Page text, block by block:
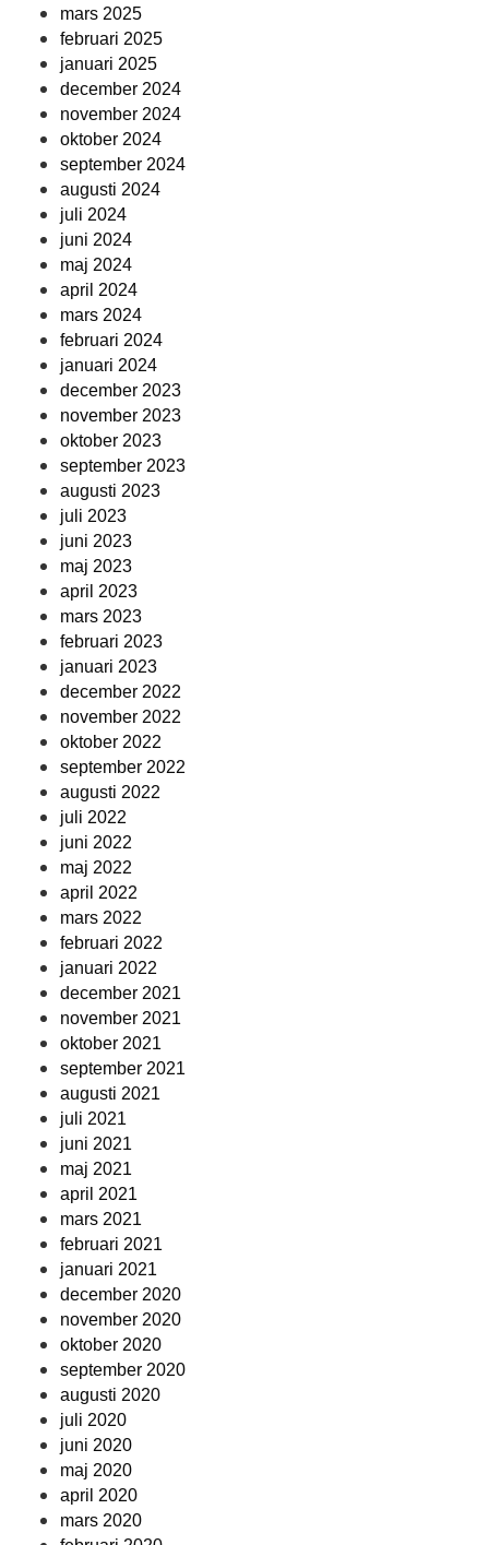
mars 2025
februari 2025
januari 2025
december 2024
november 2024
oktober 2024
september 2024
augusti 2024
juli 2024
juni 2024
maj 2024
april 2024
mars 2024
februari 2024
januari 2024
december 2023
november 2023
oktober 2023
september 2023
augusti 2023
juli 2023
juni 2023
maj 2023
april 2023
mars 2023
februari 2023
januari 2023
december 2022
november 2022
oktober 2022
september 2022
augusti 2022
juli 2022
juni 2022
maj 2022
april 2022
mars 2022
februari 2022
januari 2022
december 2021
november 2021
oktober 2021
september 2021
augusti 2021
juli 2021
juni 2021
maj 2021
april 2021
mars 2021
februari 2021
januari 2021
december 2020
november 2020
oktober 2020
september 2020
augusti 2020
juli 2020
juni 2020
maj 2020
april 2020
mars 2020